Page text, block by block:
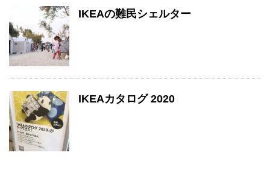
IKEAの難民シェルター
IKEAカタログ 2020